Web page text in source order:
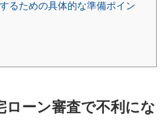
るための具体的な準備ポイン
ローン審査で不利にな